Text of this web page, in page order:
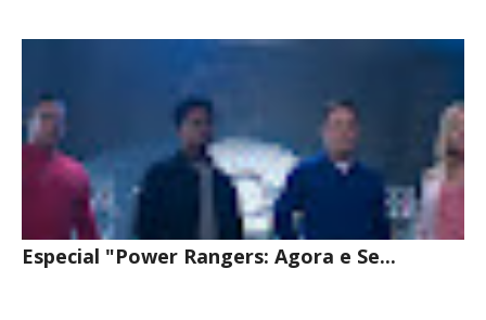
Especial "Power Rangers: Agora e Se...